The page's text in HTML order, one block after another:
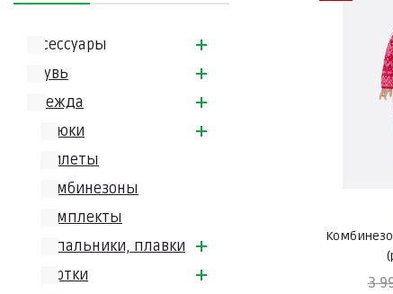
Аксессуары
Обувь
Одежда
Брюки
Жилеты
Комбинезоны
Комплекты
Купальники, плавки
Куртки
3